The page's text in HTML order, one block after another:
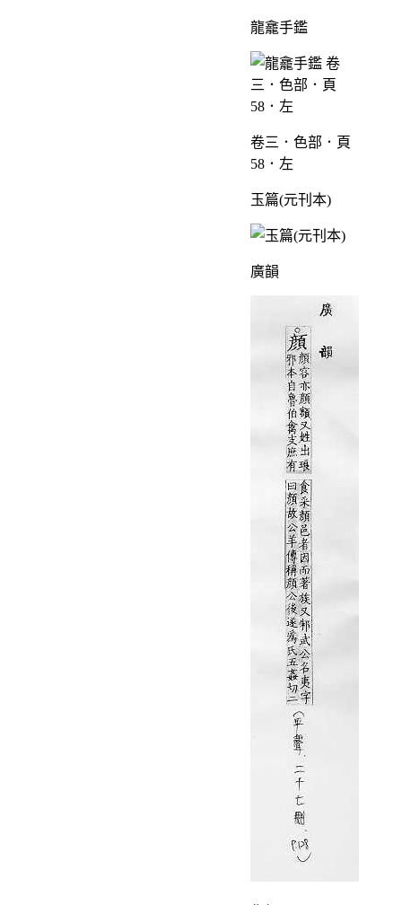
龍龕手鑑
卷三．色部．頁
58．左
玉篇(元刊本)
廣韻